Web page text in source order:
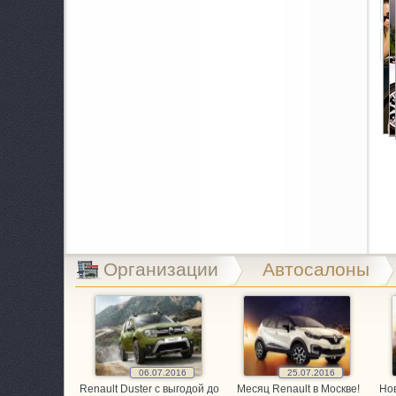
Организации Автосалоны
06.07.2016
Renault Duster с выгодой до
25.07.2016
Месяц Renault в Москве!